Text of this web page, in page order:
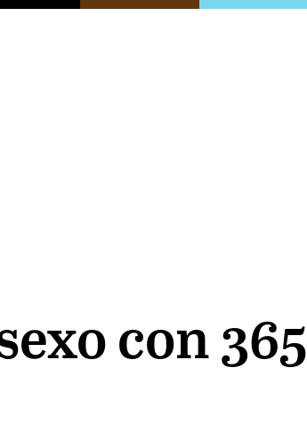
con 365